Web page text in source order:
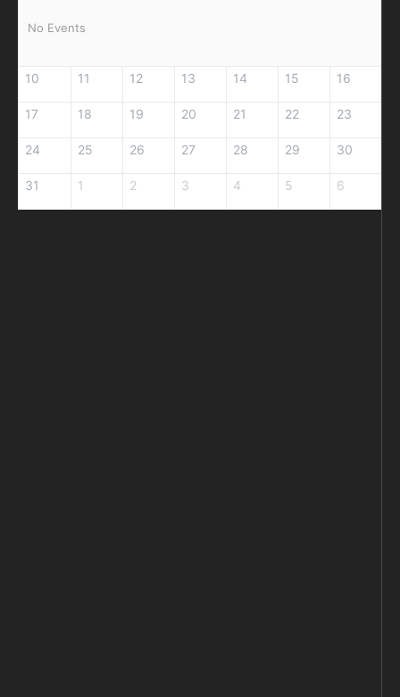
No Events
10 11 12 13 14 15 16
17 18 19 20 21 22 23
24 25 26 27 28 29 30
31 1 2 3 4 5 6